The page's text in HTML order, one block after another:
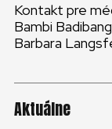
Kontakt pre
Bambi
Barbara
Aktuálne